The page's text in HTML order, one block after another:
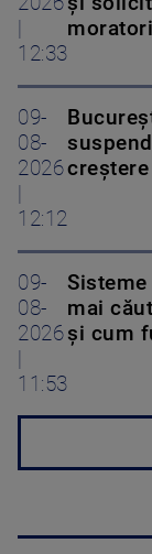
|
12:33
09-
08-
2026
|
12:12
creștere
09-
08-
2026
|
11:53
mai
și cum